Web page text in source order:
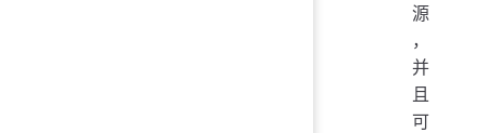
源
，
并
且
可